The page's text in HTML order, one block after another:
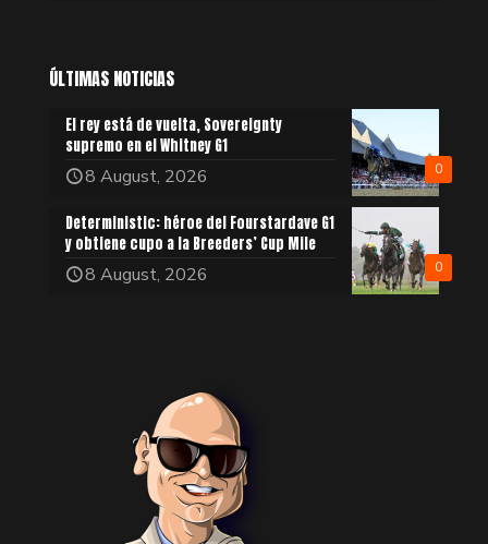
ÚLTIMAS NOTICIAS
0
El rey está de vuelta, Sovereignty
supremo en el Whitney G1
8 August, 2026
0
Deterministic: héroe del Fourstardave G1
y obtiene cupo a la Breeders’ Cup Mile
8 August, 2026